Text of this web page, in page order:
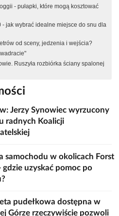
- pułapki, które mogą kosztować
jak wybrać idealne miejsce do snu dla
od sceny, jedzenia i wejścia?
Ruszyła rozbiórka ściany spalonej
Jerzy Synowiec wyrzucony
radnych Koalicji
samochodu w okolicach Forst
gdzie uzyskać pomoc po
pudełkowa dostępna w
Górze rzeczywiście pozwoli